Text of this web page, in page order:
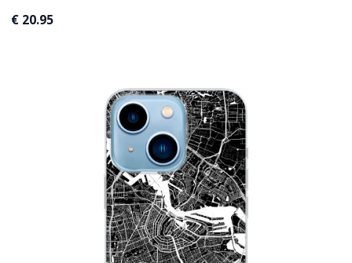
€ 20.95